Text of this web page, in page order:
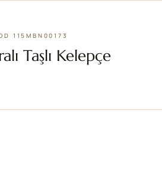
115MBN00173
Taşlı Kelepçe